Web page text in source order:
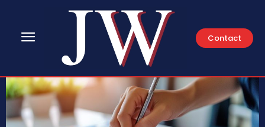
Contact